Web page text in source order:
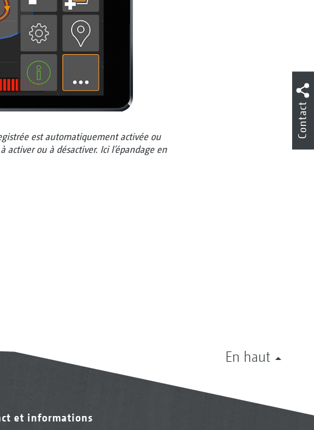
est automatiquement activée ou
ou à désactiver. Ici l’épandage en
En haut
et informations
Contact